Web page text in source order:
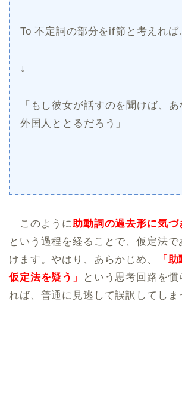
To 不定詞の部分をif節と考えれ
↓
「もし彼女が話すのを聞けば、
外国人ととるだろう」
このように助動詞の過去形に気づ
という過程を経ることで、仮定法
けます。やはり、あらかじめ、
「
仮定法を疑う」
という思考回路を
れば、普通に見逃して誤訳してしま